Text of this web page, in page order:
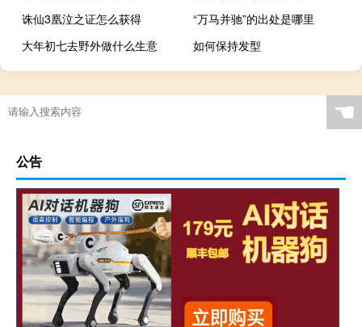
诛仙3凰泣之证怎么获得
“万马并驰”的出处是哪里
大年初七去野外做什么生意
如何保持发型
☚
公告